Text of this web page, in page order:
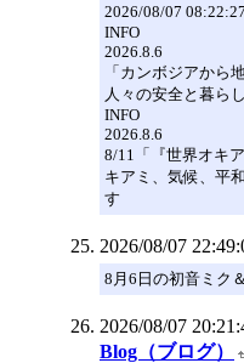
2026/08/07
INFO
2026.8.6
「カンボジアから
人々の安全と暮ら
INFO
2026.8.6
8/11「『世界オキ
キアミ、気候、平
す
2026/08/07
8月6日の初音ミク
2026/08/07
Blog（ブログ）